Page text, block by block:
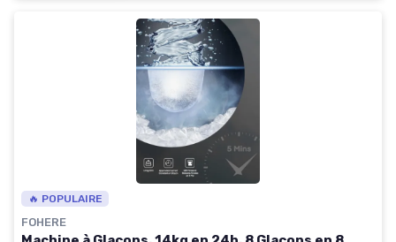
🔥 POPULAIRE
FOHERE